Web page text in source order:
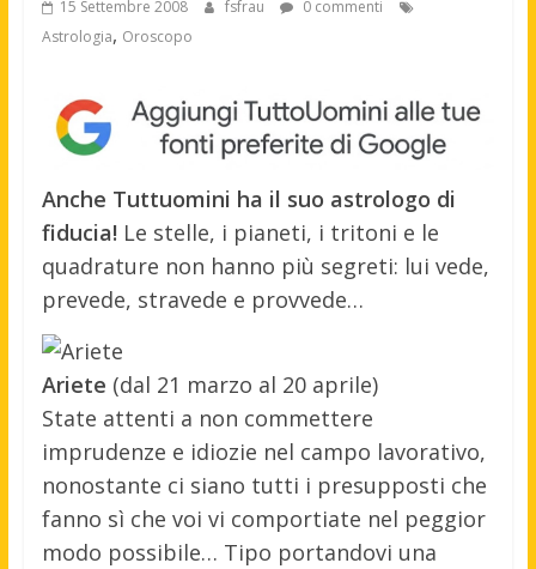
15 Settembre 2008 fsfrau
0 commenti
Astrologia, Oroscopo
Anche Tuttuomini ha il suo astrologo di
fiducia! Le stelle, i pianeti, i tritoni e le
quadrature non hanno più segreti: lui vede,
prevede, stravede e provvede…
Ariete (dal 21 marzo al 20 aprile)
State attenti a non commettere
imprudenze e idiozie nel campo lavorativo,
nonostante ci siano tutti i presupposti che
fanno sì che voi vi comportiate nel peggior
modo possibile… Tipo portandovi una